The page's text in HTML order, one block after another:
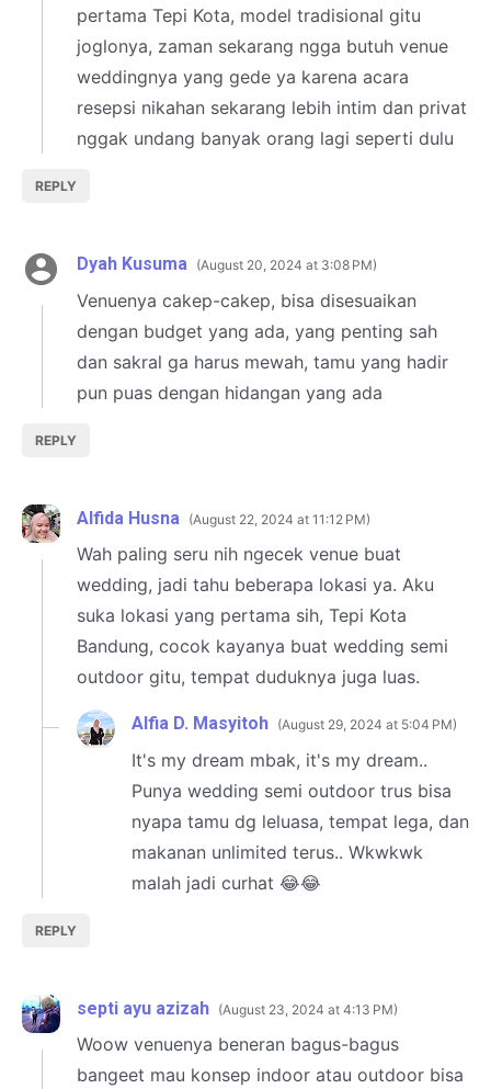
pertama Tepi Kota, model tradisional gitu
joglonya, zaman sekarang ngga butuh venue
weddingnya yang gede ya karena acara
resepsi nikahan sekarang lebih intim dan privat
nggak undang banyak orang lagi seperti dulu
REPLY
Dyah Kusuma August 20, 2024 at 3:08 PM
Venuenya cakep-cakep, bisa disesuaikan
dengan budget yang ada, yang penting sah
dan sakral ga harus mewah, tamu yang hadir
pun puas dengan hidangan yang ada
REPLY
Alfida Husna August 22, 2024 at 11:12 PM
Wah paling seru nih ngecek venue buat
wedding, jadi tahu beberapa lokasi ya. Aku
suka lokasi yang pertama sih, Tepi Kota
Bandung, cocok kayanya buat wedding semi
outdoor gitu, tempat duduknya juga luas.
REPLY
Alfia D. Masyitoh August 29, 2024 at 5:04 PM
It's my dream mbak, it's my dream..
Punya wedding semi outdoor trus bisa
nyapa tamu dg leluasa, tempat lega, dan
makanan unlimited terus.. Wkwkwk
malah jadi curhat 😂😂
septi ayu azizah August 23, 2024 at 4:13 PM
Woow venuenya beneran bagus-bagus
bangeet mau konsep indoor atau outdoor bisa